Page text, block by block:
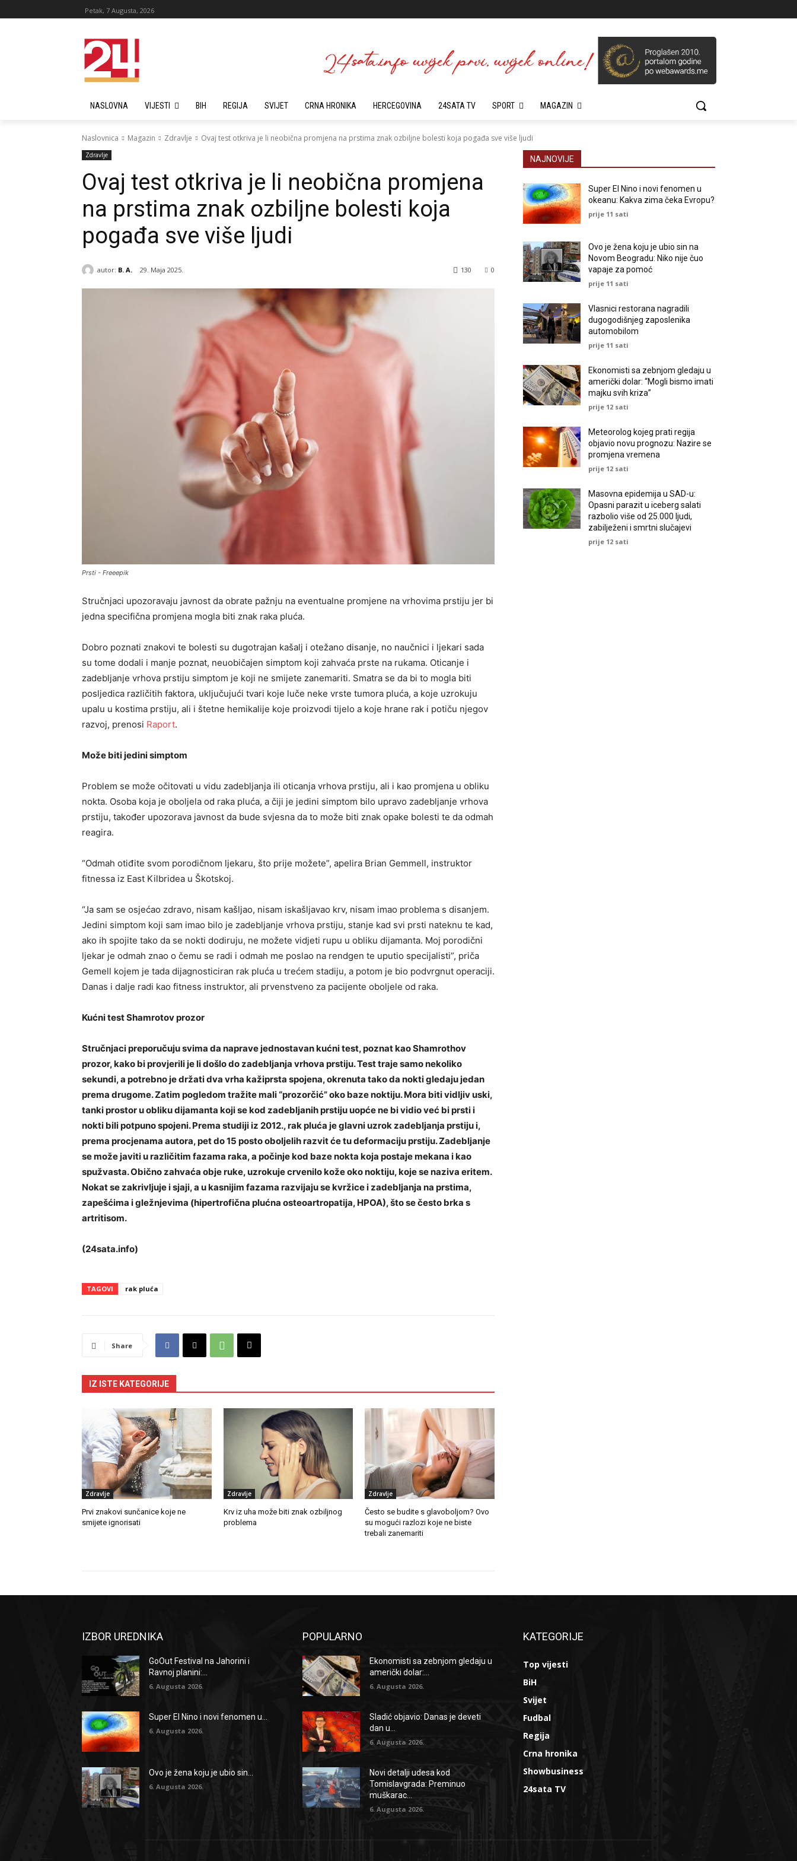
Petak, 7 Augusta, 2026
NASLOVNA VIJESTI BIH REGIJA SVIJET CRNA HRONIKA HERCEGOVINA 24SATA TV SPORT MAGAZIN
Naslovnica Magazin Zdravlje Ovaj test otkriva je li neobična promjena na prstima znak ozbiljne bolesti koja pogađa sve više ljudi
Zdravlje
Ovaj test otkriva je li neobična promjena
na prstima znak ozbiljne bolesti koja
pogađa sve više ljudi
autor: B. A. 29. Maja 2025. 0
130
Prsti - Freeepik
Stručnjaci upozoravaju javnost da obrate pažnju na eventualne promjene na vrhovima prstiju jer bi
jedna specifična promjena mogla biti znak raka pluća.
Dobro poznati znakovi te bolesti su dugotrajan kašalj i otežano disanje, no naučnici i ljekari sada
su tome dodali i manje poznat, neuobičajen simptom koji zahvaća prste na rukama. Oticanje i
zadebljanje vrhova prstiju simptom je koji ne smijete zanemariti. Smatra se da bi to mogla biti
posljedica različitih faktora, uključujući tvari koje luče neke vrste tumora pluća, a koje uzrokuju
upalu u kostima prstiju, ali i štetne hemikalije koje proizvodi tijelo a koje hrane rak i potiču njegov
razvoj, prenosi Raport.
Može biti jedini simptom
Problem se može očitovati u vidu zadebljanja ili oticanja vrhova prstiju, ali i kao promjena u obliku
nokta. Osoba koja je oboljela od raka pluća, a čiji je jedini simptom bilo upravo zadebljanje vrhova
prstiju, također upozorava javnost da bude svjesna da to može biti znak opake bolesti te da odmah
reagira.
“Odmah otiđite svom porodičnom ljekaru, što prije možete”, apelira Brian Gemmell, instruktor
fitnessa iz East Kilbridea u Škotskoj.
“Ja sam se osjećao zdravo, nisam kašljao, nisam iskašljavao krv, nisam imao problema s disanjem.
Jedini simptom koji sam imao bilo je zadebljanje vrhova prstiju, stanje kad svi prsti nateknu te kad,
ako ih spojite tako da se nokti dodiruju, ne možete vidjeti rupu u obliku dijamanta. Moj porodični
ljekar je odmah znao o čemu se radi i odmah me poslao na rendgen te uputio specijalisti”, priča
Gemell kojem je tada dijagnosticiran rak pluća u trećem stadiju, a potom je bio podvrgnut operaciji.
Danas i dalje radi kao fitness instruktor, ali prvenstveno za pacijente oboljele od raka.
Kućni test Shamrotov prozor
Stručnjaci preporučuju svima da naprave jednostavan kućni test, poznat kao Shamrothov
prozor, kako bi provjerili je li došlo do zadebljanja vrhova prstiju. Test traje samo nekoliko
sekundi, a potrebno je držati dva vrha kažiprsta spojena, okrenuta tako da nokti gledaju jedan
prema drugome. Zatim pogledom tražite mali “prozorčić” oko baze noktiju. Mora biti vidljiv uski,
tanki prostor u obliku dijamanta koji se kod zadebljanih prstiju uopće ne bi vidio već bi prsti i
nokti bili potpuno spojeni. Prema studiji iz 2012., rak pluća je glavni uzrok zadebljanja prstiju i,
prema procjenama autora, pet do 15 posto oboljelih razvit će tu deformaciju prstiju. Zadebljanje
se može javiti u različitim fazama raka, a počinje kod baze nokta koja postaje mekana i kao
spužvasta. Obično zahvaća obje ruke, uzrokuje crvenilo kože oko noktiju, koje se naziva eritem.
Nokat se zakrivljuje i sjaji, a u kasnijim fazama razvijaju se kvržice i zadebljanja na prstima,
zapešćima i gležnjevima (hipertrofična plućna osteoartropatija, HPOA), što se često brka s
artritisom.
(24sata.info)
TAGOVI rak pluća
Share
IZ ISTE KATEGORIJE
Zdravlje
Prvi znakovi sunčanice koje ne
smijete ignorisati
Zdravlje
Krv iz uha može biti znak ozbiljnog
problema
Zdravlje
Često se budite s glavoboljom? Ovo
su mogući razlozi koje ne biste
trebali zanemariti
NAJNOVIJE
Super El Nino i novi fenomen u
okeanu: Kakva zima čeka Evropu?
prije 11 sati
Ovo je žena koju je ubio sin na
Novom Beogradu: Niko nije čuo
vapaje za pomoć
prije 11 sati
Vlasnici restorana nagradili
dugogodišnjeg zaposlenika
automobilom
prije 11 sati
Ekonomisti sa zebnjom gledaju u
američki dolar: “Mogli bismo imati
majku svih kriza”
prije 12 sati
Meteorolog kojeg prati regija
objavio novu prognozu: Nazire se
promjena vremena
prije 12 sati
Masovna epidemija u SAD-u:
Opasni parazit u iceberg salati
razbolio više od 25.000 ljudi,
zabilježeni i smrtni slučajevi
prije 12 sati
IZBOR UREDNIKA
GoOut Festival na Jahorini i
Ravnoj planini:...
6. Augusta 2026.
Super El Nino i novi fenomen u...
6. Augusta 2026.
Ovo je žena koju je ubio sin...
6. Augusta 2026.
POPULARNO
Ekonomisti sa zebnjom gledaju u
američki dolar:...
6. Augusta 2026.
Sladić objavio: Danas je deveti
dan u...
6. Augusta 2026.
Novi detalji udesa kod
Tomislavgrada: Preminuo
muškarac...
6. Augusta 2026.
KATEGORIJE
Top vijesti
BiH
Svijet
Fudbal
Regija
Crna hronika
Showbusiness
24sata TV